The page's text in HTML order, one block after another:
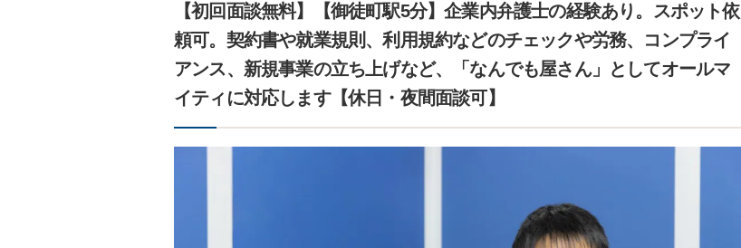
【初回面談無料】【御徒町駅5分】企業内弁護士の経験あり。スポット依
頼可。契約書や就業規則、利用規約などのチェックや労務、コンプライ
アンス、新規事業の立ち上げなど、「なんでも屋さん」としてオールマ
イティに対応します【休日・夜間面談可】